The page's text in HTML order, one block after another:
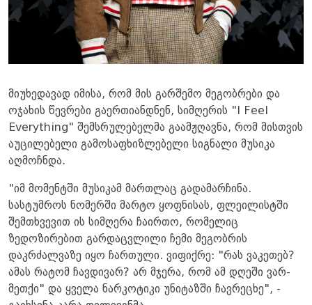
მიუხედავად იმისა, რომ მის გარშემო მეგობრები და
ოჯახის წევრები გაერთიანდნენ, სიმღერის "I Feel
Everything" შემსრულებელმა გაამჟღავნა, რომ მისთვის
აუცილებელი გამოსაფხიზლებელი სიგნალი მუსიკა
აღმოჩნდა.
"იმ მომენტში მუსიკამ მართლაც გადამარჩინა.
სასტუმროს ნომერში მარტო ყოფნისას, ფლეილისტში
შემთხვევით ის სიმღერა ჩაირთო, რომელიც
ზედოზირებით გარდაცვლილი ჩემი მეგობრის
დაკრძალვაზე იყო ჩართული. ვიფიქრე: "რას ვაკეთებ?
ამას რატომ ჩავდივარ? არ მჯერა, რომ ამ დღეში ვარ-
მეთქი" და ყველა ნარკოტიკი უნიტაზში ჩავრეცხე", -